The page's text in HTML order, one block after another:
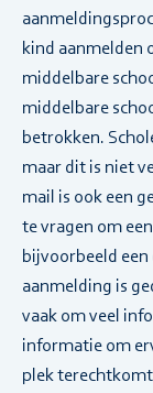
kind aanmelden
middelbare
middelbare
betrokken.
maar dit is niet
mail is ook een
te vragen om
bijvoorbeeld
aanmelding is
vaak om veel
informatie om
plek